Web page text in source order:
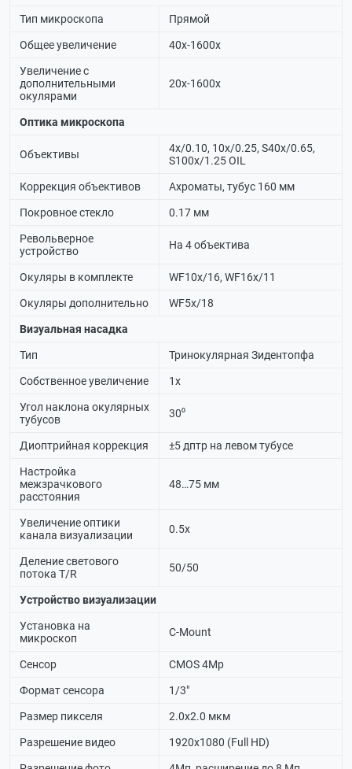
Тип микроскопа Прямой
Общее увеличение 40х-1600х
Увеличение с
дополнительными
окулярами
20х-1600х
Оптика микроскопа
Объективы
4х/0.10, 10х/0.25, S40х/0.65,
S100х/1.25 OIL
Коррекция объективов Ахроматы, тубус 160 мм
Покровное стекло 0.17 мм
Револьверное
устройство
На 4 объектива
Окуляры в комплекте WF10х/16, WF16х/11
Окуляры дополнительно WF5х/18
Визуальная насадка
Тип Тринокулярная Зидентопфа
Собственное увеличение 1х
Угол наклона окулярных
тубусов
30⁰
Диоптрийная коррекция ±5 дптр на левом тубусе
Настройка
межзрачкового
расстояния
48…75 мм
Увеличение оптики
канала визуализации
0.5х
Деление светового
потока T/R
50/50
Устройство визуализации
Установка на
микроскоп
C-Mount
Сенсор CMOS 4Мр
Формат сенсора 1/3"
Размер пикселя 2.0х2.0 мкм
Разрешение видео 1920x1080 (Full HD)